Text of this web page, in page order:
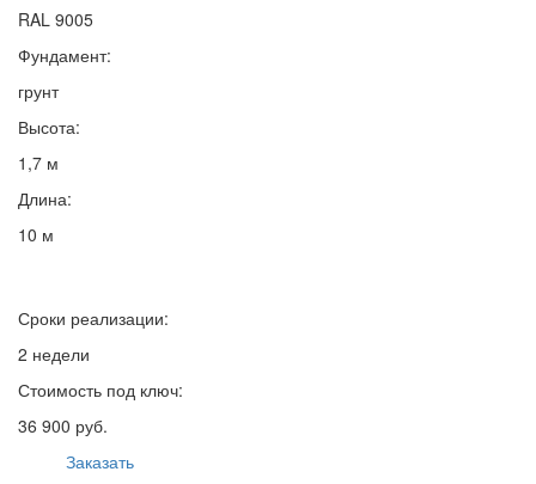
RAL 9005
Фундамент:
грунт
Высота:
1,7 м
Длина:
10 м
Сроки реализации:
2 недели
Стоимость под ключ:
36 900 руб.
Заказать